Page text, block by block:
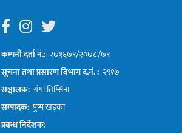
कम्पनी दर्ता नं.:२७१६७९/२०७८/७९
सूचना तथा प्रसारण विभाग द.नं. :२९१७
सञ्चालक:गंगा तिम्सिना
सम्पादक:पुष्प खड्का
प्रबन्ध निर्देशक: